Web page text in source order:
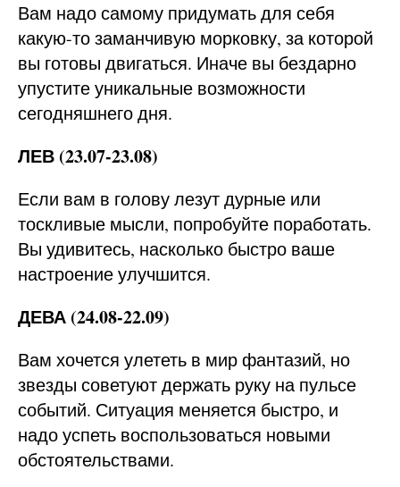
Вам надо самому придумать для себя
какую-то заманчивую морковку, за которой
вы готовы двигаться. Иначе вы бездарно
упустите уникальные возможности
сегодняшнего дня.
ЛЕВ (23.07-23.08)
Если вам в голову лезут дурные или
тоскливые мысли, попробуйте поработать.
Вы удивитесь, насколько быстро ваше
настроение улучшится.
ДЕВА (24.08-22.09)
Вам хочется улететь в мир фантазий, но
звезды советуют держать руку на пульсе
событий. Ситуация меняется быстро, и
надо успеть воспользоваться новыми
обстоятельствами.